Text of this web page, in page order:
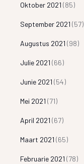
Oktober 2021 (85)
September 2021 (57)
Augustus 2021 (98)
Julie 2021 (66)
Junie 2021 (54)
Mei 2021 (71)
April 2021 (67)
Maart 2021 (65)
Februarie 2021 (78)